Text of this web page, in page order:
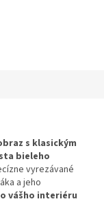
s klasickým
bieleho
vyrezávané
a jeho
vášho interiéru